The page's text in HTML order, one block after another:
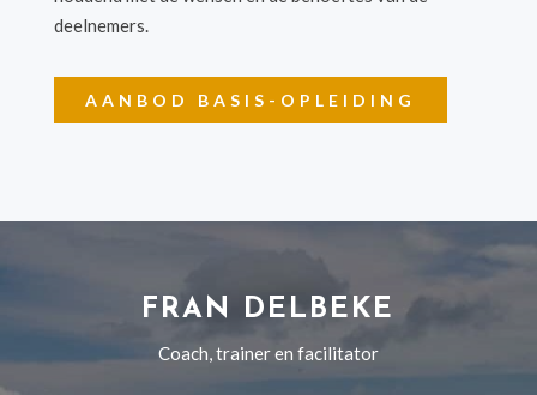
deelnemers.
AANBOD BASIS-OPLEIDING
FRAN DELBEKE
Coach, trainer en facilitator